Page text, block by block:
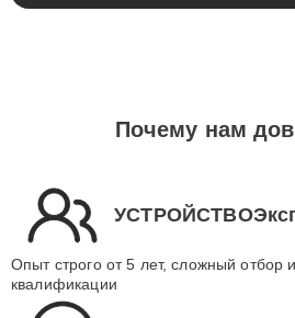
Почему нам
Опыт строго от 5 лет, сложный отбор
квалификации